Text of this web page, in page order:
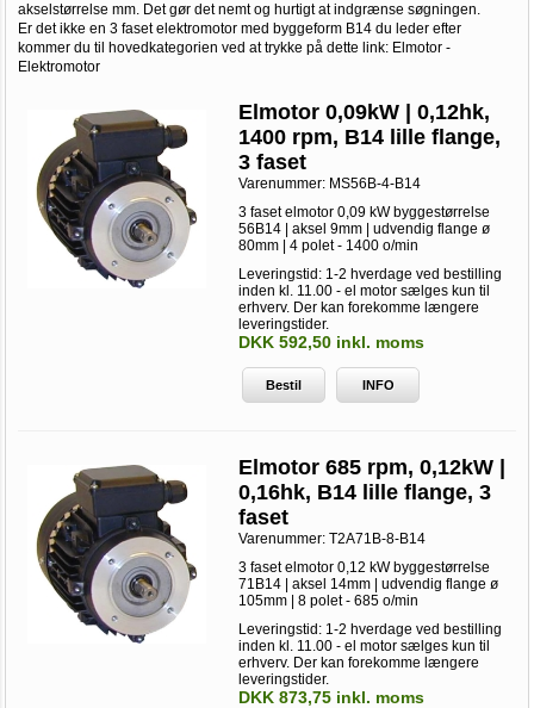
akselstørrelse mm. Det gør det nemt og hurtigt at indgrænse søgningen.
Er det ikke en 3 faset elektromotor med byggeform B14 du leder efter
kommer du til hovedkategorien ved at trykke på dette link: Elmotor -
Elektromotor
Elmotor 0,09kW | 0,12hk,
1400 rpm, B14 lille flange,
3 faset
Varenummer: MS56B-4-B14
3 faset elmotor 0,09 kW byggestørrelse
56B14 | aksel 9mm | udvendig flange ø
80mm | 4 polet - 1400 o/min
Leveringstid: 1-2 hverdage ved bestilling
inden kl. 11.00 - el motor sælges kun til
erhverv. Der kan forekomme længere
leveringstider.
DKK 592,50 inkl. moms
Bestil INFO
Elmotor 685 rpm, 0,12kW |
0,16hk, B14 lille flange, 3
faset
Varenummer:T2A71B-8-B14
3 faset elmotor 0,12 kW byggestørrelse
71B14 | aksel 14mm | udvendig flange ø
105mm | 8 polet - 685 o/min
Leveringstid: 1-2 hverdage ved bestilling
inden kl. 11.00 - el motor sælges kun til
erhverv. Der kan forekomme længere
leveringstider.
DKK 873,75 inkl. moms